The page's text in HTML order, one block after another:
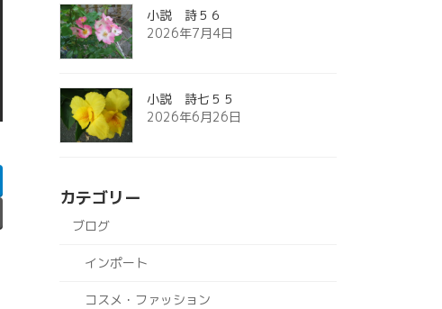
小説 詩５６
2026年7月4日
小説 詩七５５
2026年6月26日
カテゴリー
ブログ
インポート
コスメ・ファッション